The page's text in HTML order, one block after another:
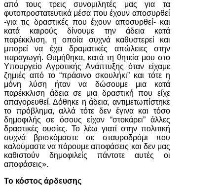
από τους τρεις συνομιλητές μας για τα
φυτοπροστατευτικά μέσα που έχουν αποσυρθεί
-για τις δραστικές που έχουν αποσυρθεί- και
κατά καιρούς δίνουμε την άδεια κατά
παρέκκλιση, η οποία συχνά καθυστερεί και
μπορεί να έχει δραματικές απώλειες στην
παραγωγή. Θυμήθηκα, κατά τη θητεία μου στο
Υπουργείο Αγροτικής Ανάπτυξης όταν είχαμε
ζημιές από το “πράσινο σκουλήκι” και τότε η
μόνη λύση ήταν να δώσουμε μια κατά
παρέκκλιση άδεια σε μια δραστική που είχε
απαγορευθεί. Δόθηκε η άδεια, αντιμετωπίστηκε
το πρόβλημα, αλλά τότε δεν έγινα και τόσο
δημοφιλής σε όσους είχαν “στοκάρει” άλλες
δραστικές ουσίες. Το λέω γιατί στην πολιτική
συχνά βρισκόμαστε σε σταυροδρόμι που
καλούμαστε να πάρουμε αποφάσεις και δεν μας
καθιστούν δημοφιλείς πάντοτε αυτές οι
αποφάσεις».
Το κόστος άρδευσης